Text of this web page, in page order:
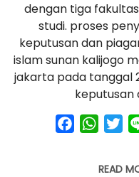
dengan tiga
studi. proses
keputusan dan
islam sunan kalijogo
jakarta pada tanggal
keputusan
facebook
READ